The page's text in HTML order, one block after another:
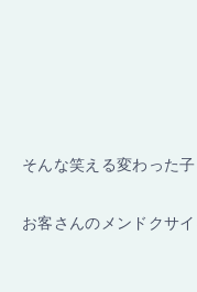
そんな笑える変わった
お客さんのメンドクサ